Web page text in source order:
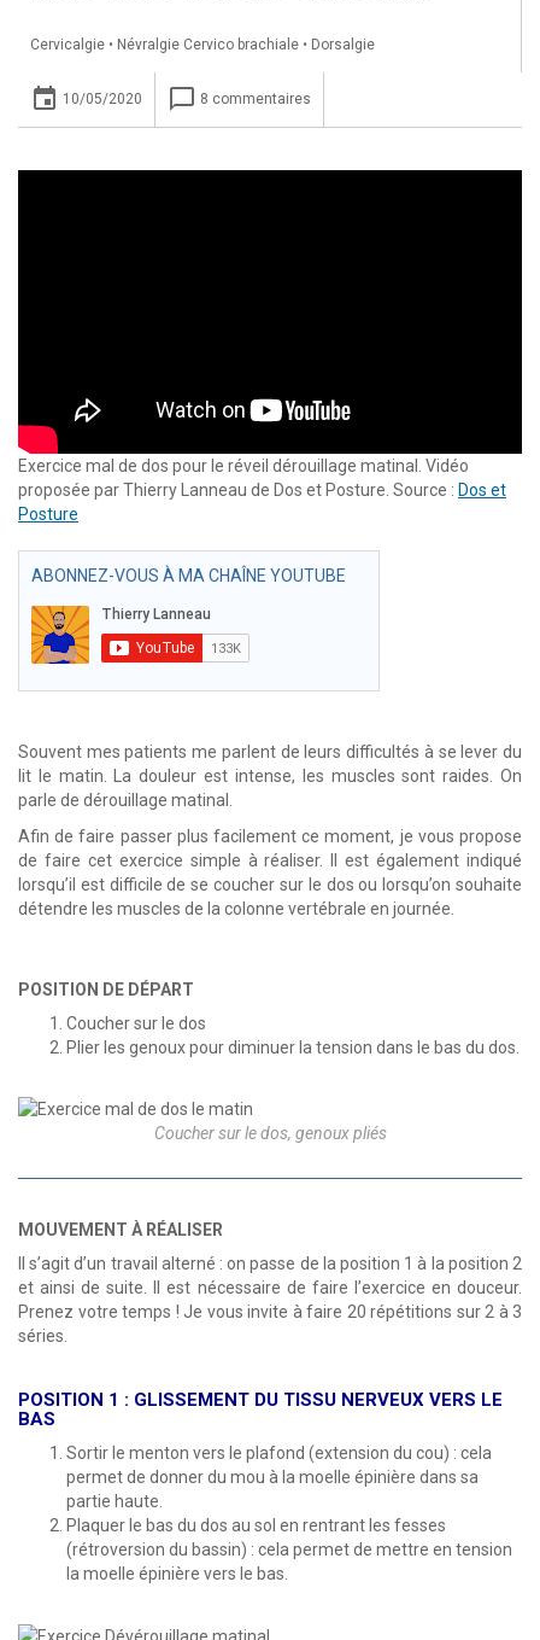
Cervicalgie • Névralgie Cervico brachiale • Dorsalgie
insert_invitation 10/05/2020 chat_bubble_outline 8 commentaires
Exercice mal de dos pour le réveil dérouillage matinal. Vidéo
proposée par Thierry Lanneau de Dos et Posture. Source : Dos et
Posture
ABONNEZ-VOUS À MA CHAÎNE YOUTUBE
Souvent mes patients me parlent de leurs difficultés à se lever du
lit le matin. La douleur est intense, les muscles sont raides. On
parle de dérouillage matinal.
Afin de faire passer plus facilement ce moment, je vous propose
de faire cet exercice simple à réaliser. Il est également indiqué
lorsqu’il est difficile de se coucher sur le dos ou lorsqu’on souhaite
détendre les muscles de la colonne vertébrale en journée.
POSITION DE DÉPART
Coucher sur le dos
Plier les genoux pour diminuer la tension dans le bas du dos.
Coucher sur le dos, genoux pliés
MOUVEMENT À RÉALISER
Il s’agit d’un travail alterné : on passe de la position 1 à la position 2
et ainsi de suite. Il est nécessaire de faire l’exercice en douceur.
Prenez votre temps ! Je vous invite à faire 20 répétitions sur 2 à 3
séries.
POSITION 1 : GLISSEMENT DU TISSU NERVEUX VERS LE
BAS
Sortir le menton vers le plafond (extension du cou) : cela
permet de donner du mou à la moelle épinière dans sa
partie haute.
Plaquer le bas du dos au sol en rentrant les fesses
(rétroversion du bassin) : cela permet de mettre en tension
la moelle épinière vers le bas.